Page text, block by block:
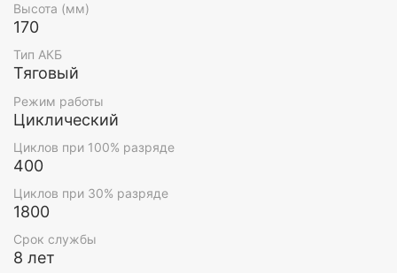
Высота (мм)
170
Тип АКБ
Тяговый
Режим работы
Циклический
Циклов при 100% разряде
400
Циклов при 30% разряде
1800
Срок службы
8 лет